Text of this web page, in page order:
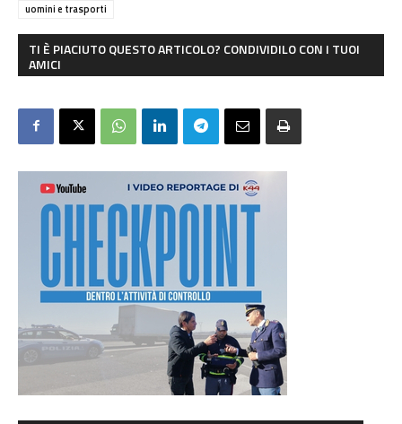
uomini e trasporti
TI È PIACIUTO QUESTO ARTICOLO? CONDIVIDILO CON I TUOI
AMICI